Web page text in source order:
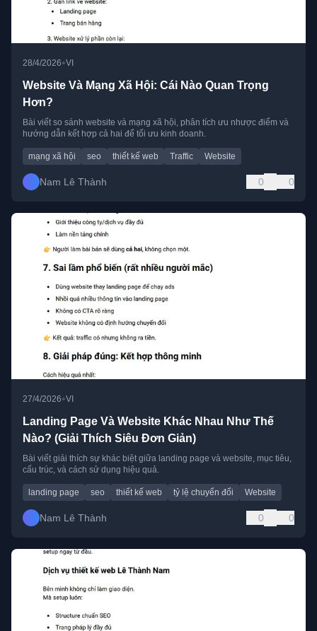
28/4/2026•VI
Website Và Mạng Xã Hội: Cái Nào Quan Trọng
Hơn?
Bài viết so sánh website và mạng xã hội, phân tích ưu nhược điểm và
hướng dẫn kết hợp cả hai để tối ưu kinh doanh.
mạng xã hội seo thiết kế web Traffic Website
Nam Lê Thành 0 0
27/4/2026•VI
Landing Page Và Website Khác Nhau Như Thế
Nào? (Giải Thích Siêu Đơn Giản)
Bài viết giải thích sự khác biệt giữa landing page và website, mục tiêu,
cấu trúc, và cách sử dụng hiệu quả.
landing page seo thiết kế web tỷ lệ chuyển đổi Website
Nam Lê Thành 0 0